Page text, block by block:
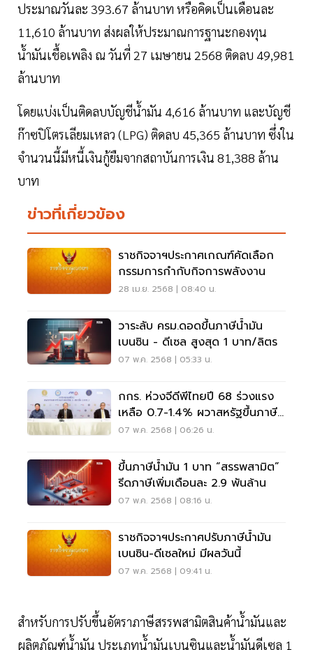
ประมาณวันละ 393.67 ล้านบาท หรือคิดเป็นเดือนละ
11,610 ล้านบาท ส่งผลให้ประมาณการฐานะกองทุน
น้ำมันเชื้อเพลิง ณ วันที่ 27 เมษายน 2568 ติดลบ 49,981
ล้านบาท
โดยแบ่งเป็นติดลบบัญชีน้ำมัน 4,616 ล้านบาท และบัญชี
ก๊าซปิโตรเลียมเหลว (LPG) ติดลบ 45,365 ล้านบาท ซึ่งใน
จำนวนนี้มีหนี้เงินกู้ยืมจากสถาบันการเงิน 81,388 ล้าน
บาท
ข่าวที่เกี่ยวข้อง
ราชกิจจาฯประกาศเกณฑ์คัดเลือก
กรรมการกำกับกิจการพลังงาน
28 เม.ย. 2568 | 08:40 น.
วาระลับ ครม.ดอดขึ้นภาษีน้ำมัน
เบนซิน - ดีเซล สูงสุด 1 บาท/ลิตร
07 พ.ค. 2568 | 05:33 น.
กกร. ห่วงจีดีพีไทยปี 68 ร่วงแรง
เหลือ 0.7-1.4% ผวาสหรัฐขึ้นภาษี
36%
07 พ.ค. 2568 | 06:26 น.
ขึ้นภาษีน้ำมัน 1 บาท “สรรพสามิต”
รีดภาษีเพิ่มเดือนละ 2.9 พันล้าน
07 พ.ค. 2568 | 08:16 น.
ราชกิจจาฯประกาศปรับภาษีน้ำมัน
เบนซิน-ดีเซลใหม่ มีผลวันนี้
07 พ.ค. 2568 | 09:41 น.
สำหรับการปรับขึ้นอัตราภาษีสรรพสามิตสินค้าน้ำมันและ
ผลิตภัณฑ์น้ำมัน ประเภทน้ำมันเบนซินและน้ำมันดีเซล 1